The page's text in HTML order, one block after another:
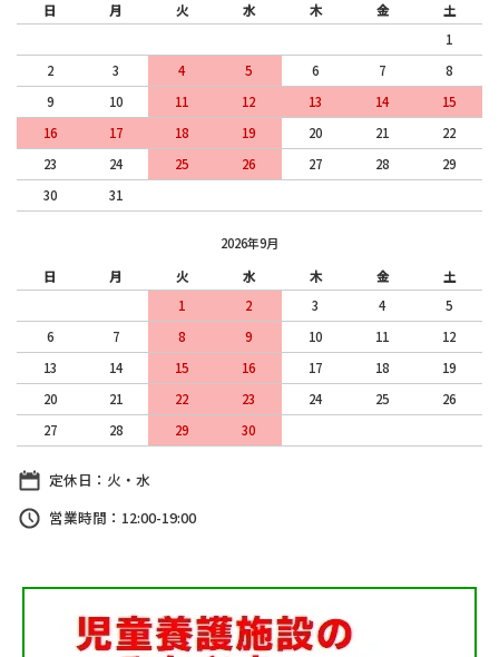
日
月 火 水 木 金
土
1
2
3 4 5 6 7
8
9
10 11 12 13 14
15
16
17 18 19 20 21
22
23
24 25 26 27 28
29
30
31
2026年9月
日
月 火 水 木 金
土
1
2 3 4
5
6
7 8 9 10 11
12
13
14 15 16 17 18
19
20
21 22 23 24 25
26
27
28 29 30
定休日：火・水
営業時間：12:00-19:00